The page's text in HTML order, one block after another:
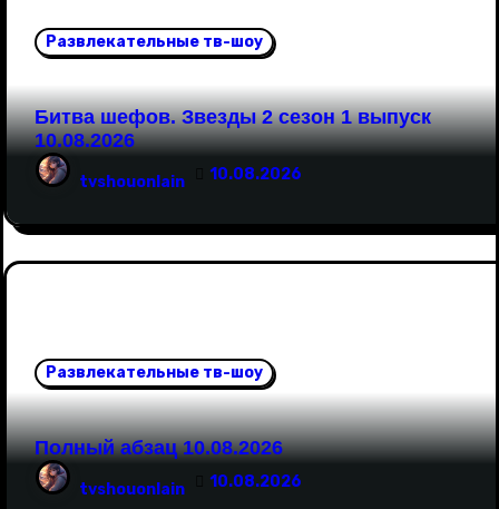
о
а
п
и
с
м
Развлекательные тв-шоу
Битва шефов. Звезды 2 сезон 1 выпуск
10.08.2026
tvshouonlain 10.08.2026
Развлекательные тв-шоу
Полный абзац 10.08.2026
tvshouonlain 10.08.2026